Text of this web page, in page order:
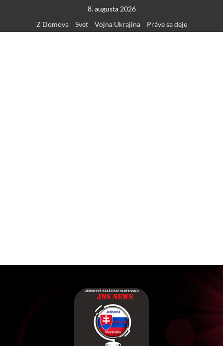
content
8. augusta 2026
Z Domova
Svet Vojna Ukrajina Práve sa deje